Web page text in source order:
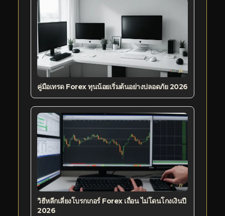
คู่มือเทรด Forex ทุนน้อยเริ่มต้นอย่างปลอดภัย 2026
วิธีหลีกเลี่ยงโบรกเกอร์ Forex เถื่อน ไม่โดนโกงเงินปี
2026